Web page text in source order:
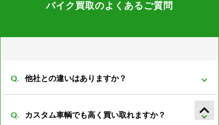
バイク買取のよくあるご質問
他社との違いはありますか？
弊社は同グループ内に小売や輸出部門があり他社より
もバイクの販売先がある為、 在庫を抱える事も無くコ
カスタム車輌でも高く買い取れますか？ keyboard_arrow_up